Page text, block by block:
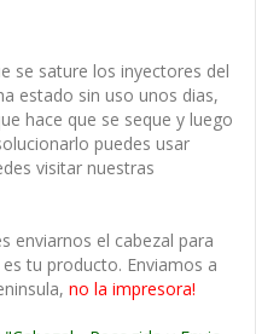
se sature los inyectores del
estado sin uso unos dias,
hace que se seque y luego
puedes usar
visitar nuestras
enviarnos el cabezal para
tu producto. Enviamos a
no la impresora!